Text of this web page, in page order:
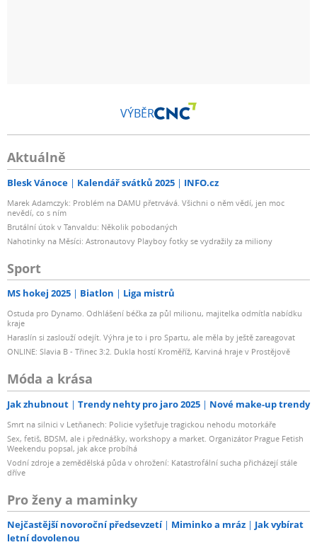
VÝBĚR
Aktuálně
Blesk Vánoce Kalendář svátků 2025 INFO.cz
Marek Adamczyk: Problém na DAMU přetrvává. Všichni o něm vědí, jen moc
nevědí, co s ním
Brutální útok v Tanvaldu: Několik pobodaných
Nahotinky na Měsíci: Astronautovy Playboy fotky se vydražily za miliony
Sport
MS hokej 2025 Biatlon Liga mistrů
Ostuda pro Dynamo. Odhlášení béčka za půl milionu, majitelka odmítla nabídku
kraje
Haraslín si zaslouží odejít. Výhra je to i pro Spartu, ale měla by ještě zareagovat
ONLINE: Slavia B - Třinec 3:2. Dukla hostí Kroměříž, Karviná hraje v Prostějově
Móda a krása
Jak zhubnout Trendy nehty pro jaro 2025 Nové make-up trendy
Smrt na silnici v Letňanech: Policie vyšetřuje tragickou nehodu motorkáře
Sex, fetiš, BDSM, ale i přednášky, workshopy a market. Organizátor Prague Fetish
Weekendu popsal, jak akce probíhá
Vodní zdroje a zemědělská půda v ohrožení: Katastrofální sucha přicházejí stále
dříve
Pro ženy a maminky
Nejčastější novoroční předsevzetí Miminko a mráz
Jak vybírat
letní dovolenou